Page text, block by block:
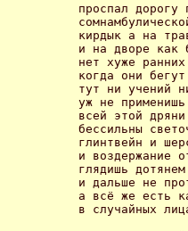
проспал дорогу
кирдык а на
и на дворе как
нет хуже
когда они
тут ни учений
уж не
всей этой
бессильны
глинтвейн и
и воздержание
глядишь
и дальше не
а всё же есть
в случайных